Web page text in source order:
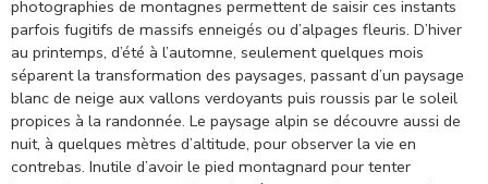
photographies de montagnes permettent de saisir ces instants
parfois fugitifs de massifs enneigés ou d’alpages fleuris. D’hiver
au printemps, d’été à l’automne, seulement quelques mois
séparent la transformation des paysages, passant d’un paysage
blanc de neige aux vallons verdoyants puis roussis par le soleil
propices à la randonnée. Le paysage alpin se découvre aussi de
nuit, à quelques mètres d’altitude, pour observer la vie en
contrebas. Inutile d’avoir le pied montagnard pour tenter